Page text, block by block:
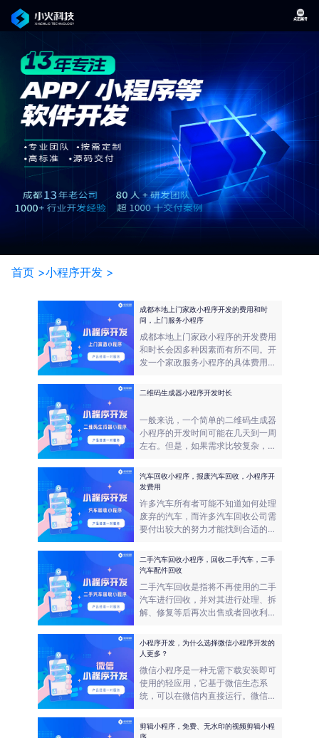
首页 >小程序开发 >
成都本地上门家政小程序开发的费用和时
间，上门服务小程序
成都本地上门家政小程序的开发费用
和时长会因多种因素而有所不同。开
发一个家政服务小程序的具体费用和
开发方式以及所选择的服务商。
二维码生成器小程序开发时长
一般来说，一个简单的二维码生成器
小程序的开发时间可能在几天到一周
左右。但是，如果需求比较复杂，或
间可能会相应地延长。因此，具体的
开发时间还需要根据具体的需求和情
况来确定。
汽车回收小程序，报废汽车回收，小程序开
发费用
许多汽车所有者可能不知道如何处理
废弃的汽车，而许多汽车回收公司需
要付出较大的努力才能找到合适的汽
台来连接这两个群体，使汽车回收过
程更加高效、便捷和可持续。而汽车
回收小程序就提供一个方便用户和汽
车回收公司联系的平台。
二手汽车回收小程序，回收二手汽车，二手
汽车配件回收
二手汽车回收是指将不再使用的二手
汽车进行回收，并对其进行处理、拆
解、修复等后再次出售或者回收利
汽车的数量，充分利用资源，保护环
境，降低污染和浪费。因此，二手车
回收成为许多企业争夺的市场，尤其
是回收利用率较高的品牌二手车，更
是成为了竞争的焦点。
小程序开发，为什么选择微信小程序开发的
人更多？
微信小程序是一种无需下载安装即可
使用的轻应用，它基于微信生态系
统，可以在微信内直接运行。微信小
互性，而且具有网页应用的开发成本
低、使用门槛低等特点。
剪辑小程序，免费、无水印的视频剪辑小程